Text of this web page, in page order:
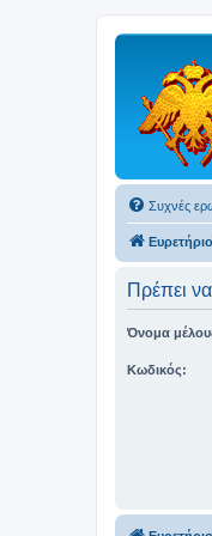
Συχνές
Πρέπει
Όνομα
Κωδικός: